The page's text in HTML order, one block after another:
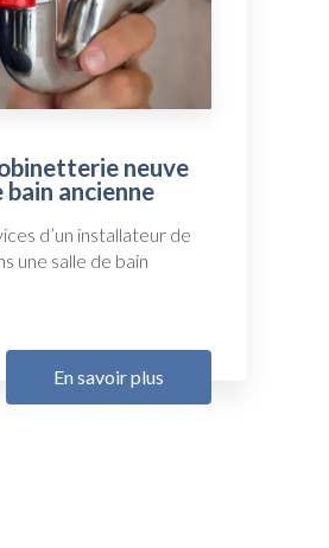
neuve
bain ancienne
d’un installateur de
une salle de bain
En savoir plus